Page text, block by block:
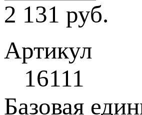
2 131 руб.
Артикул
16111
Базовая